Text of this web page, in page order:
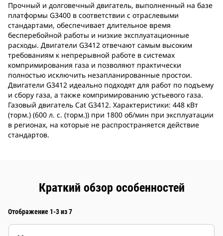
Прочный и долговечный двигатель, выполненный на базе
платформы G3400 в соответствии с отраслевыми
стандартами, обеспечивает длительное время
бесперебойной работы и низкие эксплуатационные
расходы. Двигатели G3412 отвечают самым высоким
требованиям к непрерывной работе в системах
компримирования газа и позволяют практически
полностью исключить незапланированные простои.
Двигатели G3412 идеально подходят для работ по подъему
и сбору газа, а также компримированию устьевого газа.
Газовый двигатель Cat G3412. Характеристики: 448 кВт
(торм.) (600 л. с. (торм.)) при 1800 об/мин при эксплуатации
в регионах, на которые не распространяется действие
стандартов.
Краткий обзор особенностей
Отображение 1-3 из 7